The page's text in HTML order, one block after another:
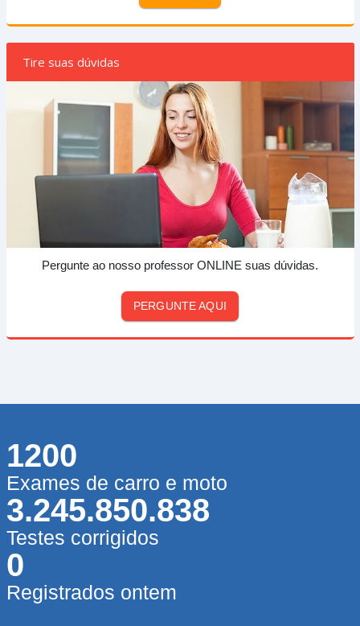
Tire suas dúvidas
Pergunte ao nosso professor ONLINE suas dúvidas.
PERGUNTE AQUI
1200
Exames de carro e moto
3.245.850.838
Testes corrigidos
0
Registrados ontem